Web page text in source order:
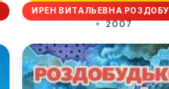
ИРЕН ВИТАЛЬЕВНА
2007